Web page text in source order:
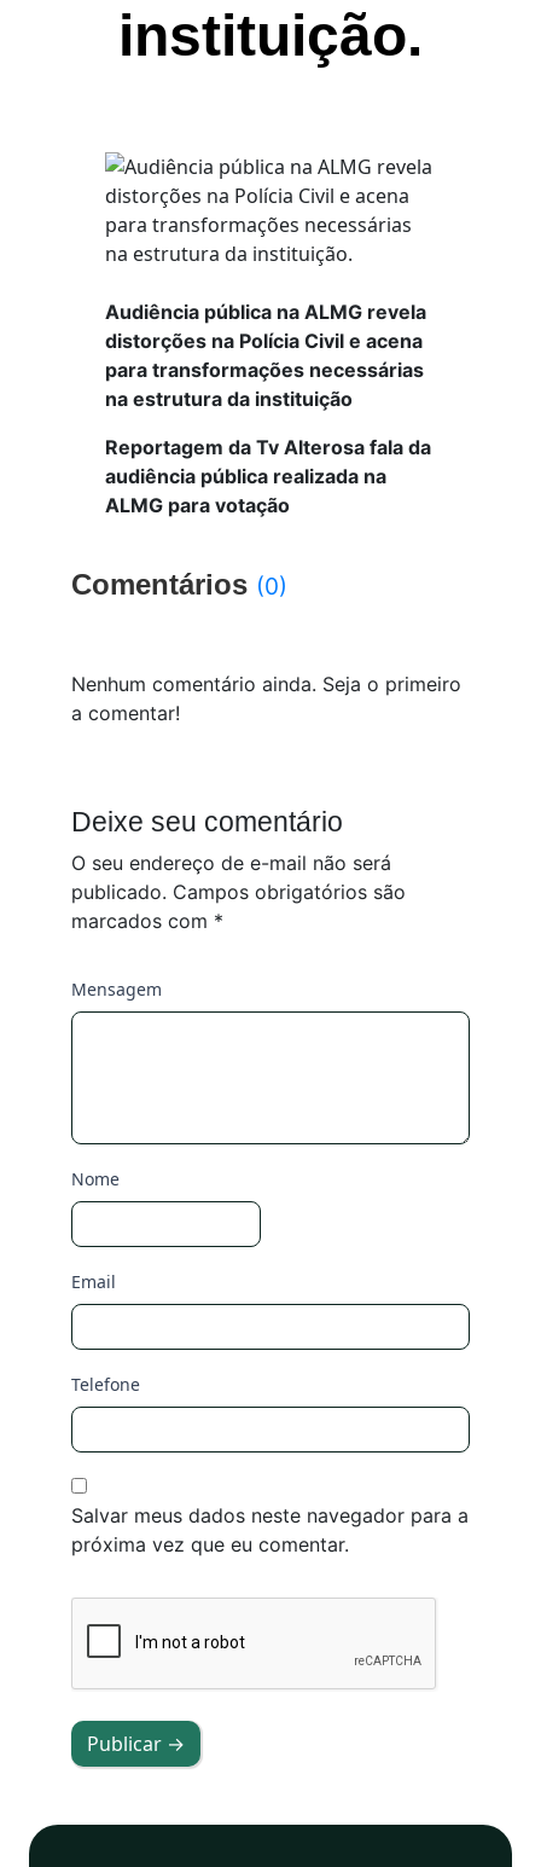
instituição.
Audiência pública na ALMG revela
distorções na Polícia Civil e acena
para transformações necessárias
na estrutura da instituição
Reportagem da Tv Alterosa fala da
audiência pública realizada na
ALMG para votação
Comentários (0)
Nenhum comentário ainda. Seja o primeiro
a comentar!
Deixe seu comentário
O seu endereço de e-mail não será
publicado. Campos obrigatórios são
marcados com *
Mensagem
Nome
Email
Telefone
Salvar meus dados neste navegador para a
próxima vez que eu comentar.
Publicar →